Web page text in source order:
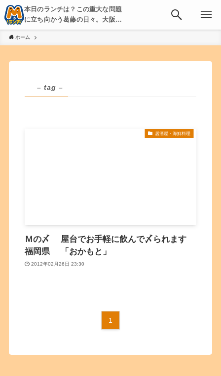
本日のランチは？この重大な問題
に立ち向かう葛藤の日々。大阪・
京都・神戸を中心とした食べ歩
き、飲み歩きを綴る。
ホーム
– tag –
居酒屋・海鮮料理
Ｍの〆 屋台でお手軽に飲んで〆られます
福岡県 「おかもと」
2012年02月26日 23:30
1